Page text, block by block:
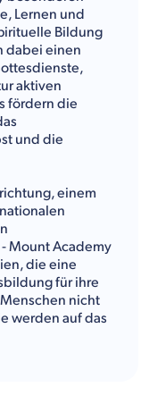
Lernen und
Bildung
dabei einen
aktiven
fördern die
und die
einem
Mount Academy
die eine
für ihre
nicht
werden auf das